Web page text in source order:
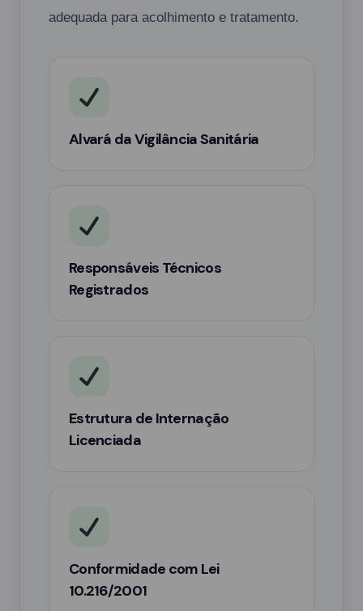
adequada para acolhimento e tratamento.
Alvará da Vigilância Sanitária
Responsáveis Técnicos
Registrados
Estrutura de Internação
Licenciada
Conformidade com Lei
10.216/2001